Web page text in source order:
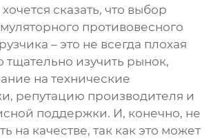
сказать, что выбор
противовесного
– это не всегда плохая
тщательно изучить рынок,
на технические
репутацию производителя и
поддержки. И, конечно, не
на качестве, так как это может